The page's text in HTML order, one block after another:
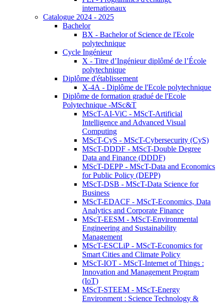
internationaux
Catalogue 2024 - 2025
Bachelor
BX - Bachelor of Science de l'Ecole
polytechnique
Cycle Ingénieur
X - Titre d’Ingénieur diplômé de l’École
polytechnique
Diplôme d'établissement
X-4A - Diplôme de l'Ecole polytechnique
Diplôme de formation gradué de l'Ecole
Polytechnique -MSc&T
MScT-AI-ViC - MScT-Artificial
Intelligence and Advanced Visual
Computing
MScT-CyS - MScT-Cybersecurity (CyS)
MScT-DDDF - MScT-Double Degree
Data and Finance (DDDF)
MScT-DEPP - MScT-Data and Economics
for Public Policy (DEPP)
MScT-DSB - MScT-Data Science for
Business
MScT-EDACF - MScT-Economics, Data
Analytics and Corporate Finance
MScT-EESM - MScT-Environmental
Engineering and Sustainability
Management
MScT-ESCLiP - MScT-Economics for
Smart Cities and Climate Policy
MScT-IOT - MScT-Internet of Things :
Innovation and Management Program
(IoT)
MScT-STEEM - MScT-Energy
Environment : Science Technology &